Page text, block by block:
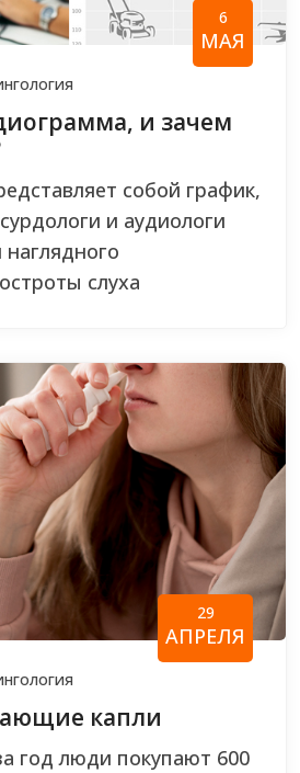
6
МАЯ
и зачем
собой график,
и аудиологи
слуха
29
АПРЕЛЯ
капли
год люди покупают 600